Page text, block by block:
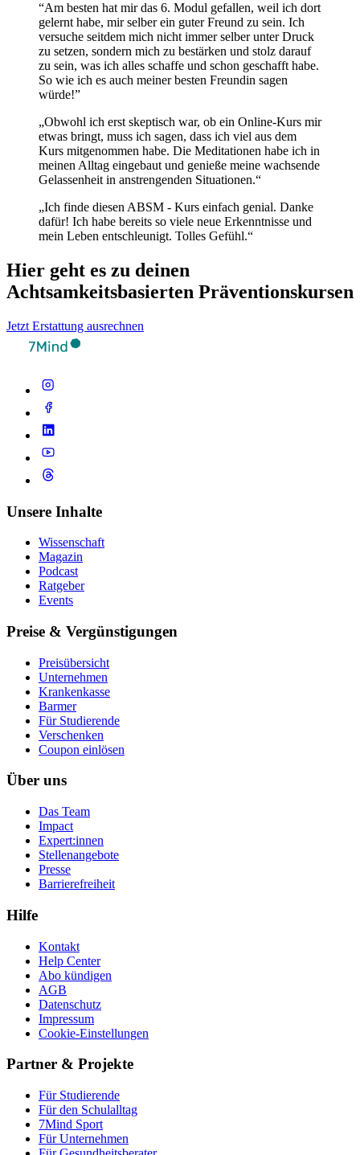
“Am besten hat mir das 6. Modul gefallen, weil ich dort
gelernt habe, mir selber ein guter Freund zu sein. Ich
versuche seitdem mich nicht immer selber unter Druck
zu setzen, sondern mich zu bestärken und stolz darauf
zu sein, was ich alles schaffe und schon geschafft habe.
So wie ich es auch meiner besten Freundin sagen
würde!”
„Obwohl ich erst skeptisch war, ob ein Online-Kurs mir
etwas bringt, muss ich sagen, dass ich viel aus dem
Kurs mitgenommen habe. Die Meditationen habe ich in
meinen Alltag eingebaut und genieße meine wachsende
Gelassenheit in anstrengenden Situationen.“
„Ich finde diesen ABSM - Kurs einfach genial. Danke
dafür! Ich habe bereits so viele neue Erkenntnisse und
mein Leben entschleunigt. Tolles Gefühl.“
Hier geht es zu deinen
Achtsamkeitsbasierten Präventionskursen
Jetzt Erstattung ausrechnen
Unsere Inhalte
Wissenschaft
Magazin
Podcast
Ratgeber
Events
Preise & Vergünstigungen
Preisübersicht
Unternehmen
Krankenkasse
Barmer
Für Studierende
Ver­schen­ken
Coupon einlösen
Über uns
Das Team
Impact
Expert:innen
Stellenangebote
Presse
Barrierefreiheit
Hilfe
Kontakt
Help Center
Abo kündigen
AGB
Datenschutz
Impressum
Cookie-Einstellungen
Partner & Projekte
Für Stu­die­rende
Für den Schulalltag
7Mind Sport
Für Unter­neh­men